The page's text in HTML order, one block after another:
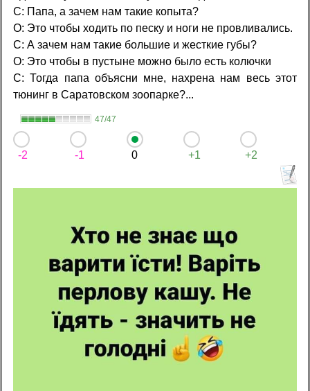
С: Папа, а зачем нам такие копыта?
О: Это чтобы ходить по песку и ноги не провливались.
С: А зачем нам такие большие и жесткие губы?
О: Это чтобы в пустыне можно было есть колючки
С: Тогда папа объясни мне, наxpена нам весь этот
тюнинг в Саратовском зоопарке?...
47/47
-2 -1 0 +1 +2